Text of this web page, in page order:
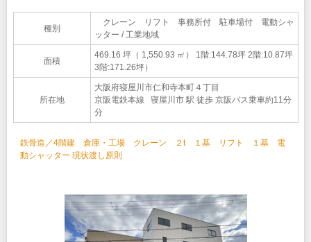
種別
クレーン リフト 事務所付 駐車場付 電動シャ
ッター / 工業地域
面積
469.16 坪（ 1,550.93 ㎡）
1階:144.78坪 2階:10.87坪
3階:171.26坪）
所在地
大阪府寝屋川市仁和寺本町４丁目
京阪電鉄本線 寝屋川市 駅 徒歩 京阪バス乗車約11分
分
鉄骨造／4階建 倉庫・工場 クレーン ２t １基 リフト １基 電
動シャッター 現状渡し原則